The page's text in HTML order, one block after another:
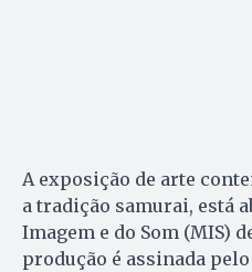
A exposição de arte
a tradição samurai, está
Imagem e do Som (MIS)
produção é assinada